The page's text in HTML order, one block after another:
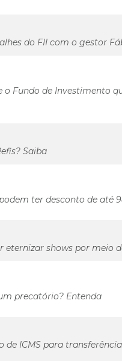
do FII com o gestor
o Fundo de Investimento
Saiba
ter desconto de até
eternizar shows por meio
precatório? Entenda
de ICMS para